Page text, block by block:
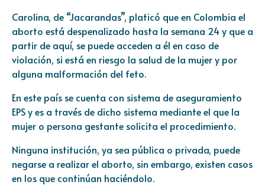
Carolina, de “Jacarandas”, platicó que en Colombia el
aborto está despenalizado hasta la semana 24 y que a
partir de aquí, se puede acceden a él en caso de
violación, si está en riesgo la salud de la mujer y por
alguna malformación del feto.
En este país se cuenta con sistema de aseguramiento
EPS y es a través de dicho sistema mediante el que la
mujer o persona gestante solicita el procedimiento.
Ninguna institución, ya sea pública o privada, puede
negarse a realizar el aborto, sin embargo, existen casos
en los que continúan haciéndolo.